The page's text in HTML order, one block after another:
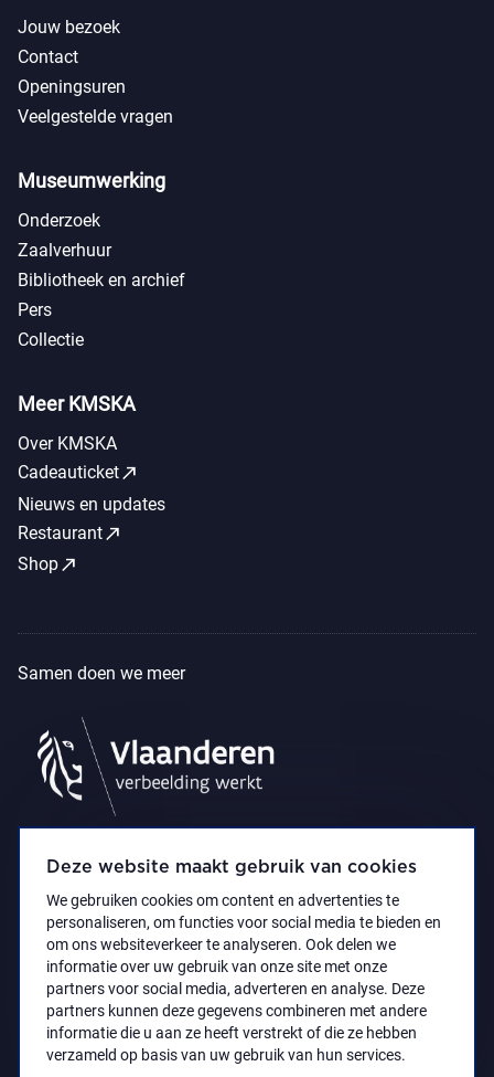
Deze website maakt gebruik van cookies
We gebruiken cookies om content en advertenties te
personaliseren, om functies voor social media te bieden en
om ons websiteverkeer te analyseren. Ook delen we
informatie over uw gebruik van onze site met onze
partners voor social media, adverteren en analyse. Deze
partners kunnen deze gegevens combineren met andere
informatie die u aan ze heeft verstrekt of die ze hebben
verzameld op basis van uw gebruik van hun services.
Jouw bezoek
Contact
Openingsuren
Veelgestelde vragen
Museumwerking
Onderzoek
Zaalverhuur
Bibliotheek en archief
Pers
Collectie
Meer KMSKA
Over KMSKA
Cadeauticketcall_made
Nieuws en updates
Restaurantcall_made
Shopcall_made
Samen doen we meer
Privacyverklaring Toegankelijkheidsverklaring
© 2021 Koninklijk Museum voor Schone Kunsten